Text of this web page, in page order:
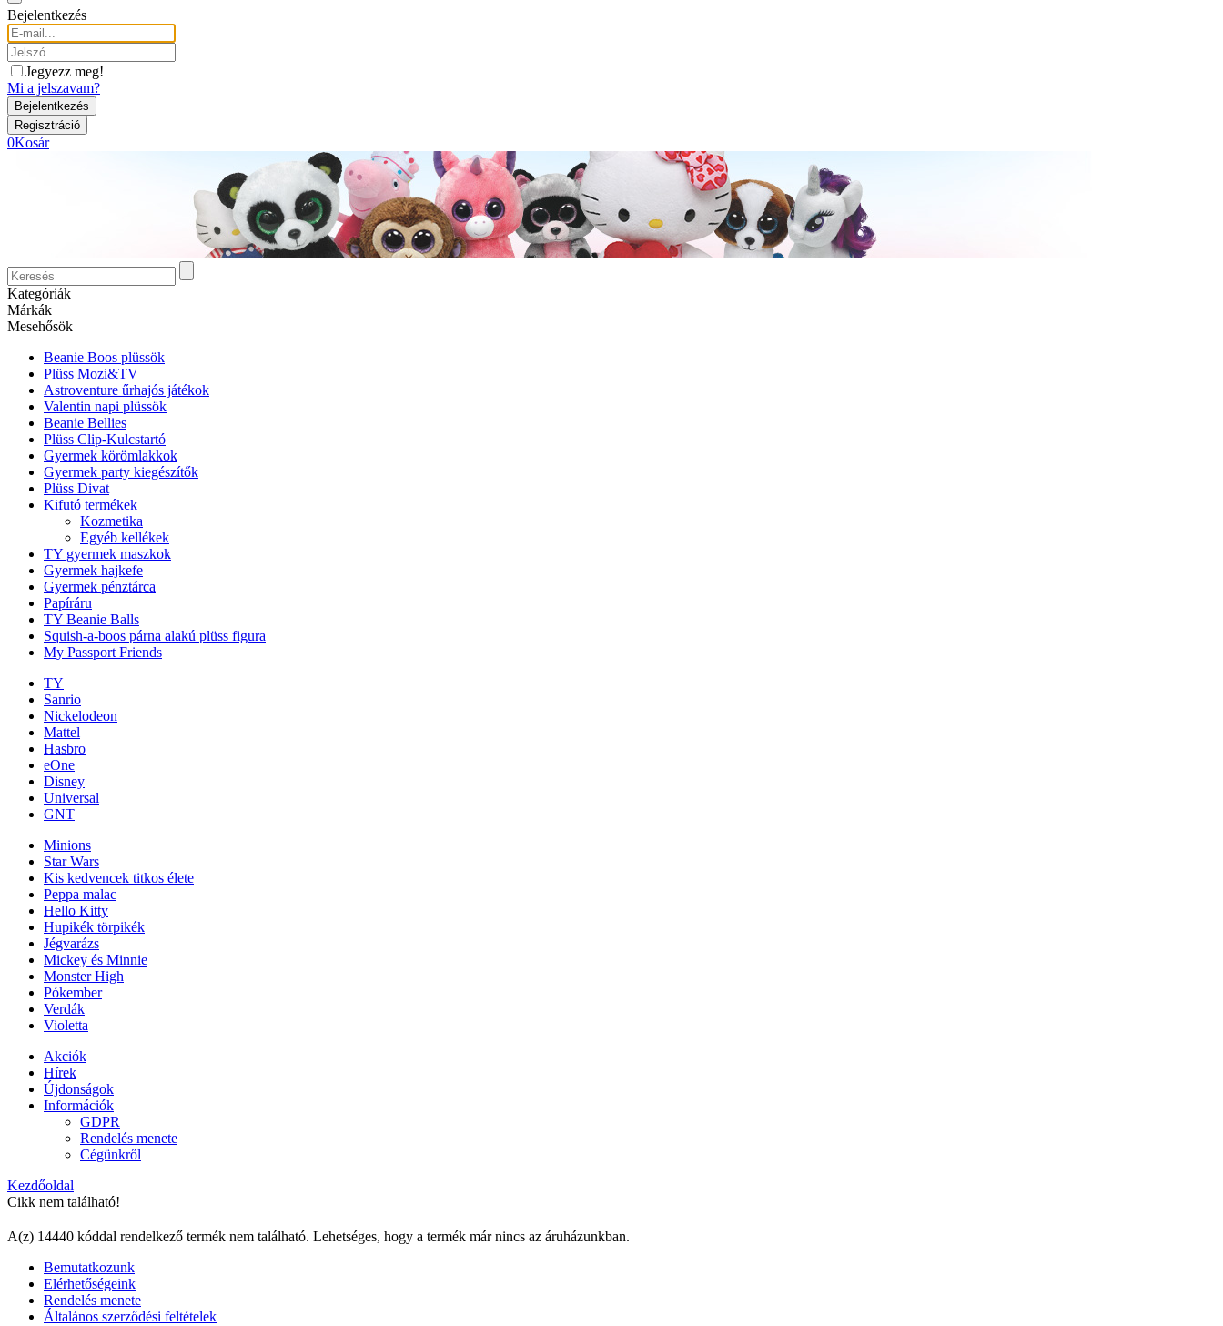
Bejelentkezés
Jegyezz meg!
Mi a jelszavam?
0Kosár
Kategóriák
Márkák
Mesehősök
Beanie Boos plüssök
Plüss Mozi&TV
Astroventure űrhajós játékok
Valentin napi plüssök
Beanie Bellies
Plüss Clip-Kulcstartó
Gyermek körömlakkok
Gyermek party kiegészítők
Plüss Divat
Kifutó termékek
Kozmetika
Egyéb kellékek
TY gyermek maszkok
Gyermek hajkefe
Gyermek pénztárca
Papíráru
TY Beanie Balls
Squish-a-boos párna alakú plüss figura
My Passport Friends
TY
Sanrio
Nickelodeon
Mattel
Hasbro
eOne
Disney
Universal
GNT
Minions
Star Wars
Kis kedvencek titkos élete
Peppa malac
Hello Kitty
Hupikék törpikék
Jégvarázs
Mickey és Minnie
Monster High
Pókember
Verdák
Violetta
Akciók
Hírek
Újdonságok
Információk
GDPR
Rendelés menete
Cégünkről
Kezdőoldal
Cikk nem található!
A(z) 14440 kóddal rendelkező termék nem található. Lehetséges, hogy a termék már nincs az áruházunkban.
Bemutatkozunk
Elérhetőségeink
Rendelés menete
Általános szerződési feltételek